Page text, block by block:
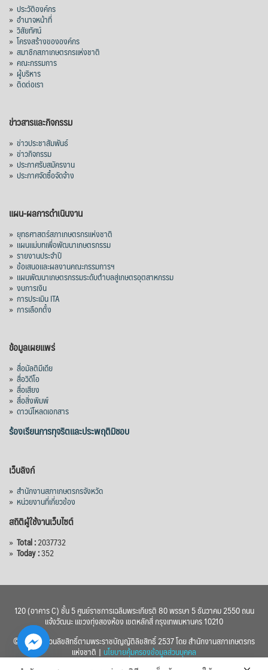
» ประวัติองค์กร
» อำนาจหน้าที่
» วิสัยทัศน์
» โครงสร้างขององค์กร
» สมาชิกสภาเกษตรกรแห่งชาติ
» คณะกรรมการ
» ผู้บริหาร
» ติดต่อเรา
ข่าวสารและกิจกรรม
» ข่าวประชาสัมพันธ์
» ข่าวกิจกรรม
» ประกาศรับสมัครงาน
» ประกาศจัดซื้อจัดจ้าง
แผน-ผลการดำเนินงาน
» ยุทธศาสตร์สภาเกษตรกรแห่งชาติ
» แผนแม่บทเพื่อพัฒนาเกษตรกรรม
» รายงานประจำปี
» ข้อเสนอและผลงานคณะกรรมการฯ
» แผนพัฒนาเกษตรกรรมระดับตำบลสู่เกษตรอุตสาหกรรม
» งบการเงิน
» การประเมิน ITA
» การเลือกตั้ง
ข้อมูลเผยแพร่
» สื่อมัลติมีเดีย
» สื่อวิดีโอ
» สื่อเสียง
» สื่อสิ่งพิมพ์
» ดาวน์โหลดเอกสาร
ร้องเรียนการทุจริตและประพฤติมิชอบ
เว็บลิงก์
» สำนักงานสภาเกษตรกรจังหวัด
» หน่วยงานที่เกี่ยวข้อง
สถิติผู้ใช้งานเว็บไซต์
» Total :2037732
» Today :352
120 (อาคาร C) ชั้น 5 ศูนย์ราชการเฉลิมพระเกียรติ 80 พรรษา 5 ธันวาคม 2550 ถนน
แจ้งวัฒนะ แขวงทุ่งสองห้อง เขตหลักสี่ กรุงเทพมหานคร 10210
© 2560 สงวนลิขสิทธิ์ตามพระราชบัญญัติลิขสิทธิ์ 2537 โดย สำนักงานสภาเกษตรกร
แห่งชาติ | นโยบายคุ้มครองข้อมูลส่วนบุคคล